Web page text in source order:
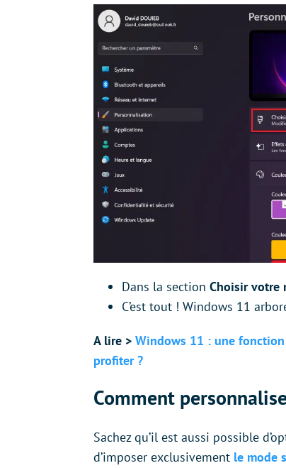
Dans la section Choisir votre
C’est tout ! Windows 11
A lire > Windows 11 : une
profiter ?
Comment
Sachez qu’il est aussi possible
d’imposer exclusivement le mode